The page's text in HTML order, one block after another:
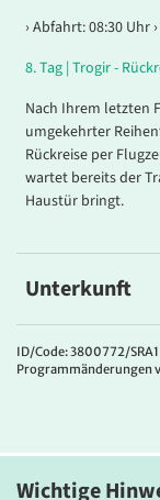
› Abfahrt: 08:30 Uhr
8.Tag | Trogir -
Nach Ihrem letzten
umgekehrter
Rückreise per
wartet bereits der
Haustür bringt.
Unterkunft
PRINCESS
Kabinen-Ausstattung:
Belüftungsanlage.
m² groß und
ID/Code: 3800772/SRA1
Programmänderungen
Wichtige